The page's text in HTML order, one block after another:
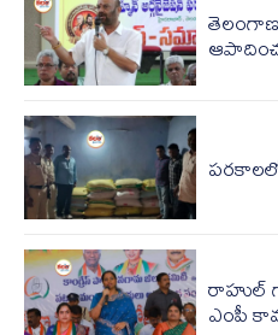
రాహుల్
ఎంపీ